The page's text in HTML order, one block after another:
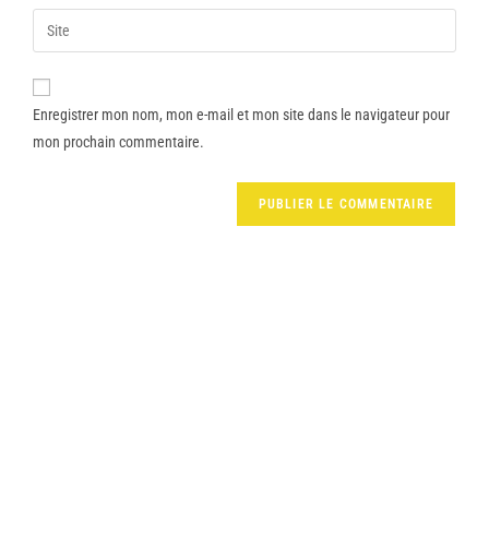
Enregistrer mon nom, mon e-mail et mon site dans le navigateur pour
mon prochain commentaire.